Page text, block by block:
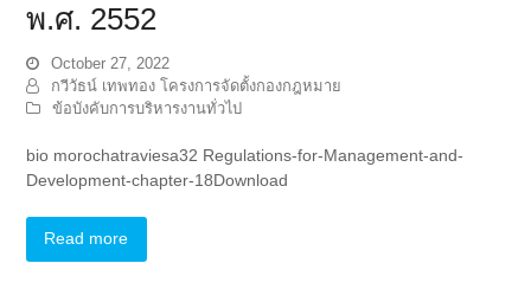
พ.ศ. 2552
October 27, 2022
กวีวัธน์ เทพทอง โครงการจัดตั้งกองกฎหมาย
ข้อบังคับการบริหารงานทั่วไป
bio morochatraviesa32 Regulations-for-Management-and-
Development-chapter-18Download
Read more